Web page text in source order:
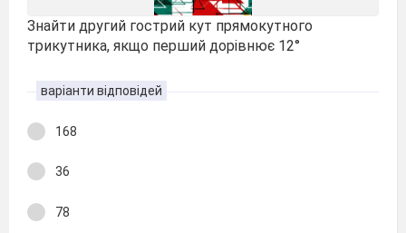
Знайти другий гострий кут прямокутного
трикутника, якщо перший дорівнює 12°
варіанти відповідей
168
36
78